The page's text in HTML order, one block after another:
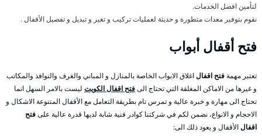
لتأمين افضل الخدمات.
نقوم بتوفير معدات متطورة و حديثة لعمليات تركيب و تغير و تبديل و تفصيل الأقفال .
فتح أقفال أبواب
تعتبر مهمةفتح اقفالاغلاق الابواب الخاصة بالمنازل و المباني والغرف والنوافذ والمكاتب
و غيرها من الاماكن المغلقة التي تحتاج الىفتح اقفال الكويت ليست بالامر السهل انما
تحتاج الى مهارة و خبرة عالية و تمرس تام بطريقة التعامل مع الأقفال المتنوعة الاشكال و
الاحجام و الانواع، نضمن لكم في شركتنا كوادر فنية شابة لديها قدرة عالية علىفتح
اقفالالأقفال و يعود ذلك الى: